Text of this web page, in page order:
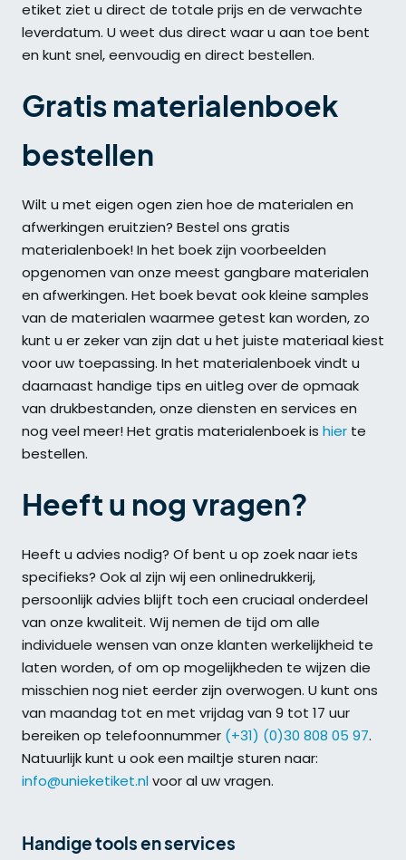
etiket ziet u direct de totale prijs en de verwachte
leverdatum. U weet dus direct waar u aan toe bent
en kunt snel, eenvoudig en direct bestellen.
Gratis materialenboek
bestellen
Wilt u met eigen ogen zien hoe de materialen en
afwerkingen eruitzien? Bestel ons gratis
materialenboek! In het boek zijn voorbeelden
opgenomen van onze meest gangbare materialen
en afwerkingen. Het boek bevat ook kleine samples
van de materialen waarmee getest kan worden, zo
kunt u er zeker van zijn dat u het juiste materiaal kiest
voor uw toepassing. In het materialenboek vindt u
daarnaast handige tips en uitleg over de opmaak
van drukbestanden, onze diensten en services en
nog veel meer! Het gratis materialenboek is hier te
bestellen.
Heeft u nog vragen?
Heeft u advies nodig? Of bent u op zoek naar iets
specifieks? Ook al zijn wij een onlinedrukkerij,
persoonlijk advies blijft toch een cruciaal onderdeel
van onze kwaliteit. Wij nemen de tijd om alle
individuele wensen van onze klanten werkelijkheid te
laten worden, of om op mogelijkheden te wijzen die
misschien nog niet eerder zijn overwogen. U kunt ons
van maandag tot en met vrijdag van 9 tot 17 uur
bereiken op telefoonnummer (+31) (0)30 808 05 97.
Natuurlijk kunt u ook een mailtje sturen naar:
info@unieketiket.nlvoor al uw vragen.
Handige tools en services